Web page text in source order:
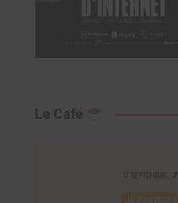
Le Café